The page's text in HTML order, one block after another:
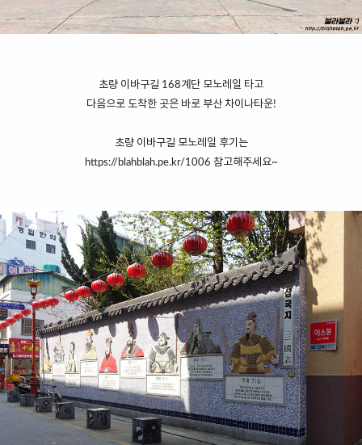
초량 이바구길 168계단 모노레일 타고
다음으로 도착한 곳은 바로 부산 차이나타운!
초량 이바구길 모노레일 후기는
https://blahblah.pe.kr/1006 참고해주세요~